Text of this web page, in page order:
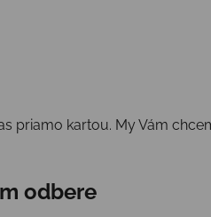
priamo kartou. My Vám
odbere